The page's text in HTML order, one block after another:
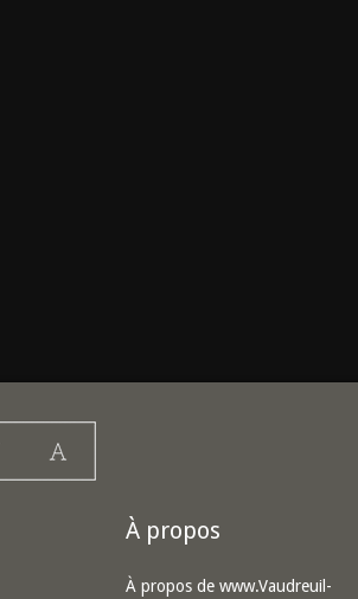
À propos
À propos de www.Vaudreuil-